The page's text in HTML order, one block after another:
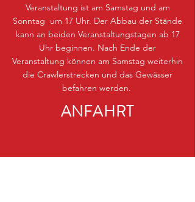
Veranstaltung ist am Samstag und am
Sonntag um 17 Uhr. Der Abbau der Stände
kann an beiden Veranstaltungstagen ab 17
Uhr beginnen. Nach Ende der
Veranstaltung können am Samstag weiterhin
die Crawlerstrecken und das Gewässer
befahren werden.
ANFAHRT